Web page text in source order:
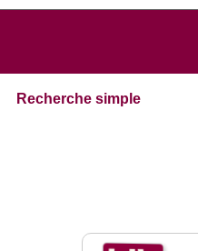
Recherche simple